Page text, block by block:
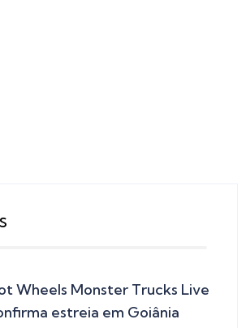
Wheels Monster Trucks Live
estreia em Goiânia